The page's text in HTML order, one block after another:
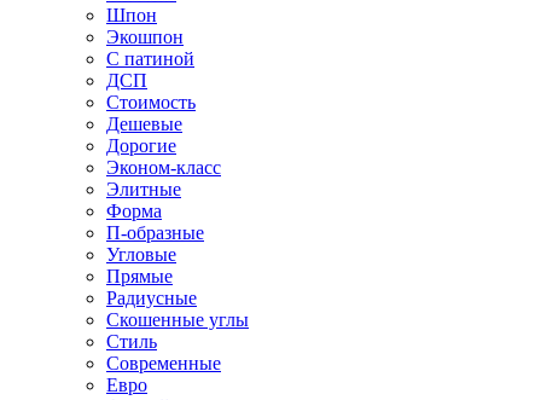
Шпон
Экошпон
С патиной
ДСП
Стоимость
Дешевые
Дорогие
Эконом-класс
Элитные
Форма
П-образные
Угловые
Прямые
Радиусные
Скошенные углы
Стиль
Современные
Евро